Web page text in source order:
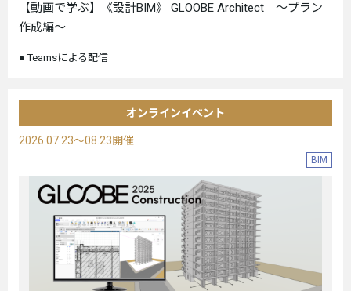
【動画で学ぶ】《設計BIM》 GLOOBE Architect ～プラン
作成編～
Teamsによる配信
オンラインイベント
2026.07.23～08.23開催
BIM